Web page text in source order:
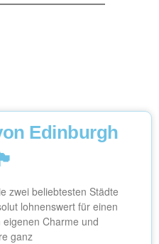
Edinburgh
zwei beliebtesten Städte
lohnenswert für einen
Charme und
ganz